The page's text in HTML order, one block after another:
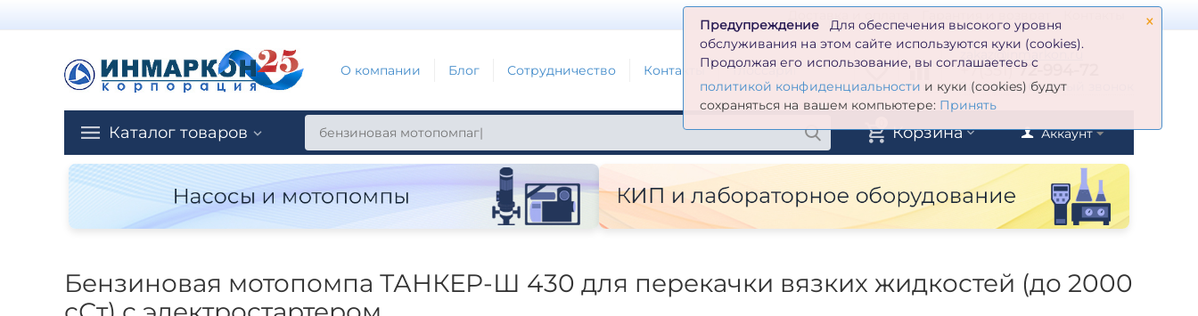
×
Предупреждение
Для обеспечения высокого уровня
обслуживания на этом сайте используются куки (cookies).
Продолжая его использование, вы соглашаетесь с
политикой конфиденциальности и куки (cookies) будут
сохраняться на вашем компьютере: Принять
О компании Блог Сотрудничество Контакты Глоссарий
zakaz@inmarkon.ru
+7(351)72-994-72
Заказать обратный звонок
Каталог товаров Аккаунт
Корзина
Бензиновая мотопомпа ТАНКЕР-Ш 430 для перекачки вязких жидкостей (до 2000